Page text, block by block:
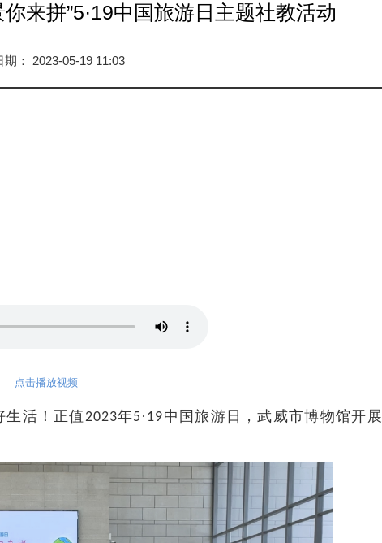
你来拼”5·19中国旅游日主题社教活动
期： 2023-05-19 11:03
点击播放视频
活！正值2023年5 · 19中国旅游日，武威市博物馆开展